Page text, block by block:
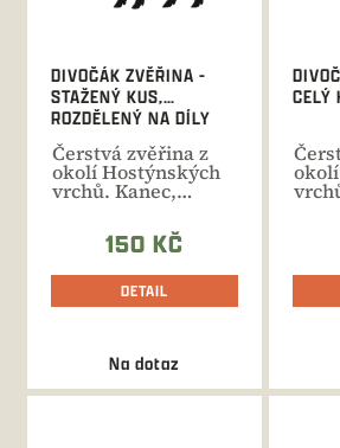
Na dotaz
DIVOČÁK ZVĚŘINA -
STAŽENÝ KUS,
ROZDĚLENÝ NA DÍLY
Čerstvá zvěřina z
okolí Hostýnských
vrchů. Kanec,
bachyně, sele ve
váze 20-80...
150 KČ
DETAIL
CELÝ